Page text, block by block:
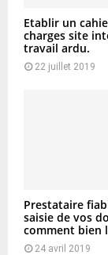
Etablir un
charges site
travail ardu.
22 juillet 2019
Prestataire
saisie de vos
comment bien
24 avril 2019